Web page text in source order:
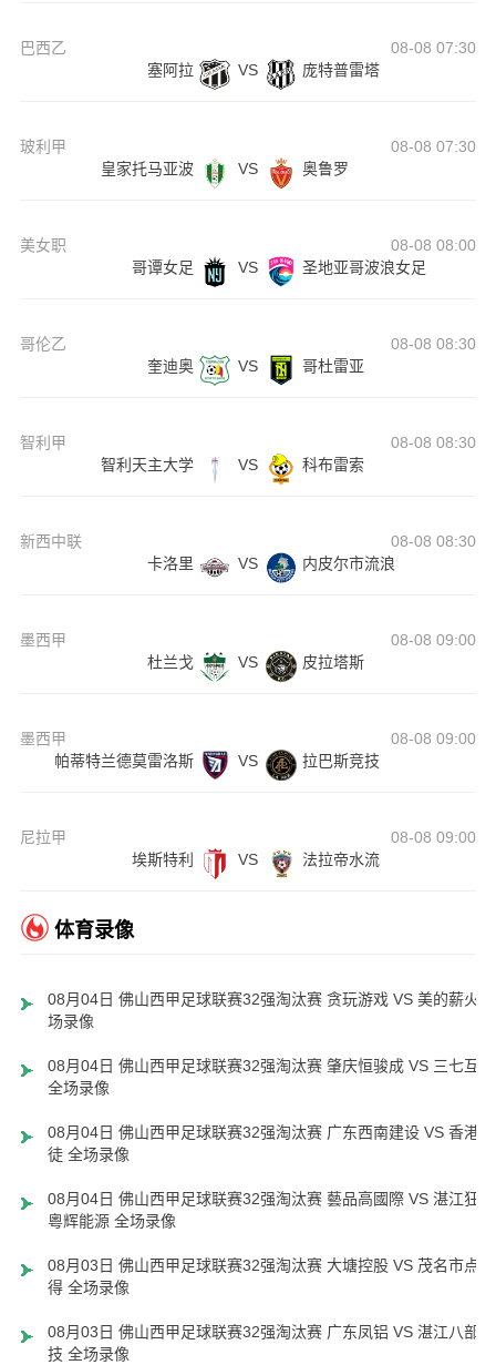
巴西乙
08-08 07:30
塞阿拉
VS 庞特普雷塔
玻利甲
08-08 07:30
皇家托马亚波
VS 奥鲁罗
美女职
08-08 08:00
哥谭女足
VS 圣地亚哥波浪女足
哥伦乙
08-08 08:30
奎迪奥
VS 哥杜雷亚
智利甲
08-08 08:30
智利天主大学
VS 科布雷索
新西中联
08-08 08:30
卡洛里
VS 内皮尔市流浪
墨西甲
08-08 09:00
杜兰戈
VS 皮拉塔斯
墨西甲
08-08 09:00
帕蒂特兰德莫雷洛斯
VS 拉巴斯竞技
尼拉甲
08-08 09:00
埃斯特利
VS 法拉帝水流
体育录像
08月04日 佛山西甲足球联赛32强淘汰赛 贪玩游戏 VS 美的薪火
场录像
08月04日 佛山西甲足球联赛32强淘汰赛 肇庆恒骏成 VS 三七互娱
全场录像
08月04日 佛山西甲足球联赛32强淘汰赛 广东西南建设 VS 香港圣
徒 全场录像
08月04日 佛山西甲足球联赛32强淘汰赛 藝品高國際 VS 湛江狂狼
粵辉能源 全场录像
08月03日 佛山西甲足球联赛32强淘汰赛 大塘控股 VS 茂名市点都
得 全场录像
08月03日 佛山西甲足球联赛32强淘汰赛 广东凤铝 VS 湛江八部科
技 全场录像